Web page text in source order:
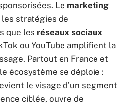
Le marketing
stratégies de
que les réseaux sociaux
ou YouTube amplifient la
Partout en France et
écosystème se déploie :
le visage d’un segment
ciblée, ouvre de